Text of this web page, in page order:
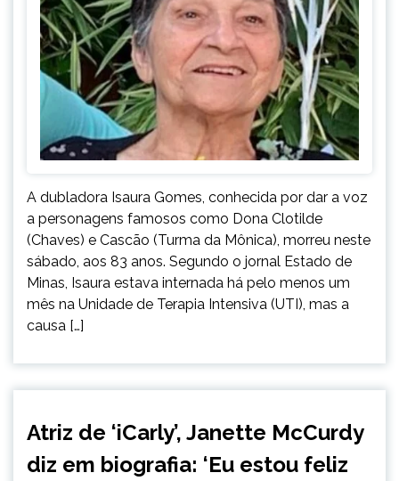
A dubladora Isaura Gomes, conhecida por dar a voz
a personagens famosos como Dona Clotilde
(Chaves) e Cascão (Turma da Mônica), morreu neste
sábado, aos 83 anos. Segundo o jornal Estado de
Minas, Isaura estava internada há pelo menos um
mês na Unidade de Terapia Intensiva (UTI), mas a
causa […]
Atriz de ‘iCarly’, Janette McCurdy
diz em biografia: ‘Eu estou feliz